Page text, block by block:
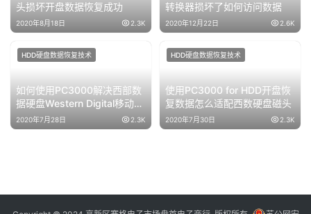
头损坏开盘数据恢复成功
2020年8月18日 2.3K
转换器损坏了如何访问数据
2020年12月22日 2.6K
如何使用PC3000解决西部数
据硬盘Western Digital移动硬
盘的RAM中的SED问题
2020年7月28日 2.3K
HDD硬盘数据恢复技术
使用PC3000 for HDD开盘恢
复数据怎么适配西数硬盘磁头
2020年7月30日 2.3K
HDD硬盘数据恢复技术